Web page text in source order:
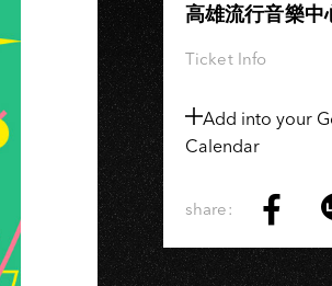
高雄流行音樂中
Ticket Info
Add into your
Calendar
share:
on
Copy
Link